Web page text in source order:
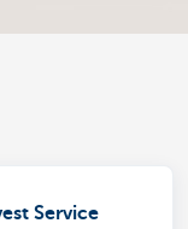
Service